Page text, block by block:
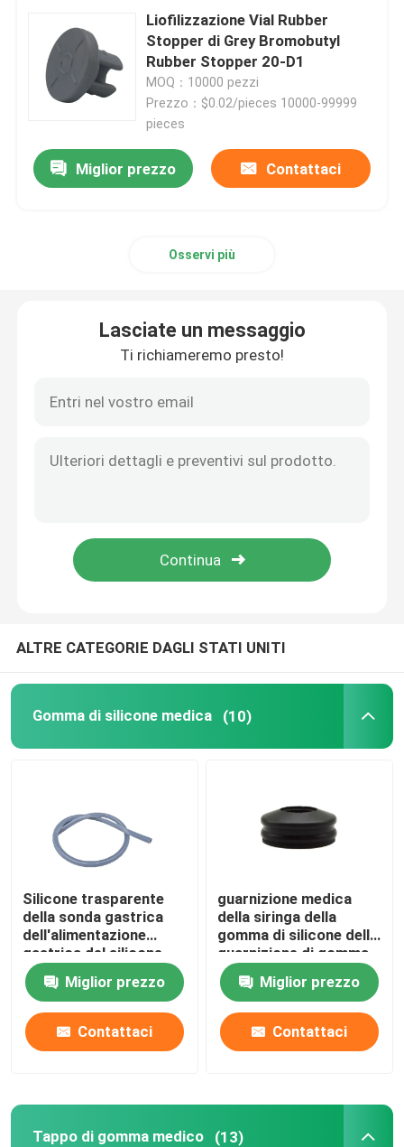
Accessori della siringa
Accessori della raccolta del sangue
Tappo di gomma butilica
Metropolitana medica del silicone
Accessori di infusione
Liofilizzazione Vial Rubber
Stopper di Grey Bromobutyl
Rubber Stopper 20-D1
MOQ：10000 pezzi
Prezzo：$0.02/pieces 10000-99999
pieces
Miglior prezzo Contattaci
Osservi più
Lasciate un messaggio
Ti richiameremo presto!
ALTRE CATEGORIE DAGLI STATI UNITI
Gomma di silicone medica (10)
Silicone trasparente
della sonda gastrica
dell'alimentazione
gastrica del silicone
del commestibile
dell'OEMMiglior prezzo
Contattaci
guarnizione medica
della siringa della
gomma di silicone della
guarnizione di gomma
della siringa 5ml
Miglior prezzo
Contattaci
Tappo di gomma medico (13)